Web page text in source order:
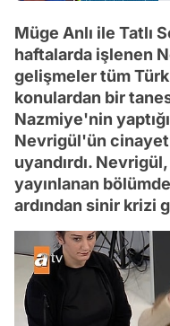
Müge Anlı ile Tatlı
haftalarda işlenen
gelişmeler tüm
konulardan bir
Nazmiye'nin
Nevrigül'ün
uyandırdı.
yayınlanan
ardından sinir krizi